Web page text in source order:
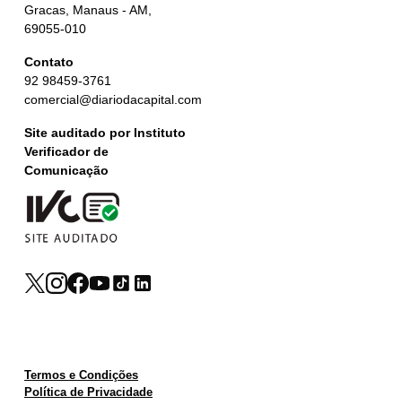
Gracas, Manaus - AM,
69055-010
Contato
92 98459-3761
comercial@diariodacapital.com
Site auditado por Instituto
Verificador de
Comunicação
Termos e Condições
Política de Privacidade